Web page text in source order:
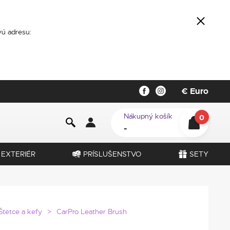
adresu:
€ Euro
0
Nákupný košík
-
EXTERIÉR PRÍSLUŠENSTVO SETY
a kefy CarPro Leather Brush